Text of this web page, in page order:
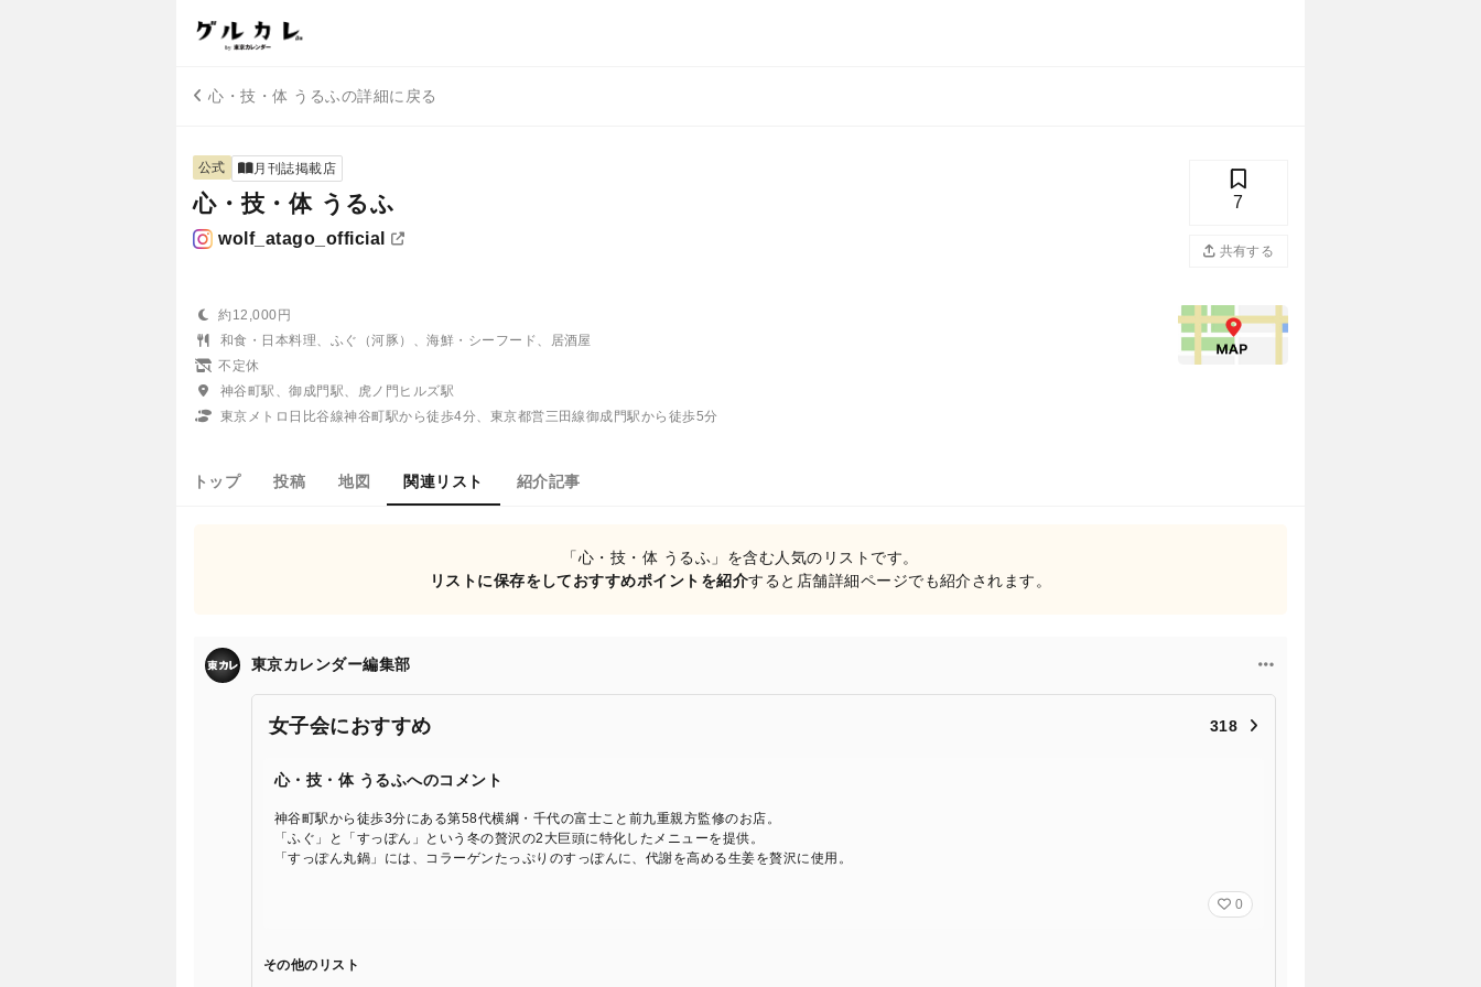
心・技・体 うるふの詳細に戻る
公式 月刊誌掲載店
心・技・体 うるふ
wolf_atago_official
7
共有する
約12,000円
和食・日本料理、ふぐ（河豚）、海鮮・シーフード、居酒屋
不定休
神谷町駅、御成門駅、虎ノ門ヒルズ駅
東京メトロ日比谷線神谷町駅から徒歩4分、東京都営三田線御成門駅から徒歩5分
トップ 投稿 地図 関連リスト 紹介記事
「心・技・体 うるふ」を含む人気のリストです。
リストに保存をしておすすめポイントを紹介すると店舗詳細ページでも紹介されます。
東京カレンダー編集部
女子会におすすめ 318
心・技・体 うるふへのコメント
神谷町駅から徒歩3分にある第58代横綱・千代の富士こと前九重親方監修のお店。
「ふぐ」と「すっぽん」という冬の贅沢の2大巨頭に特化したメニューを提供。
「すっぽん丸鍋」には、コラーゲンたっぷりのすっぽんに、代謝を高める生姜を贅沢に使用。
0
その他のリスト